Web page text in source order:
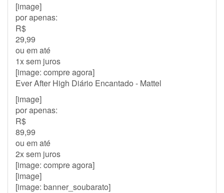
[image]
por apenas:
R$
29,99
ou em até
1x sem juros
[image: compre agora]
Ever After High Diário Encantado - Mattel
[image]
por apenas:
R$
89,99
ou em até
2x sem juros
[image: compre agora]
[image]
[image: banner_soubarato]